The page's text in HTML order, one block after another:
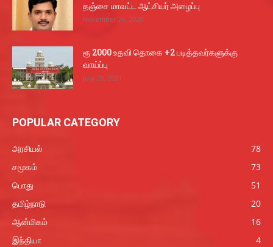
தஞ்சை மாவட்ட ஆட்சியர் அழைப்பு
November 26, 2020
ரூ 2000 உதவி தொகை +2 படித்தவர்களுக்கு
வாய்ப்பு
July 20, 2021
POPULAR CATEGORY
அரசியல்
78
சமூகம்
73
பொது
51
தமிழ்நாடு
20
ஆன்மிகம்
16
இந்தியா
4